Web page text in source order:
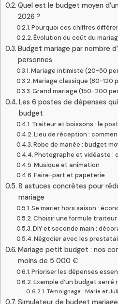
Quel est le budget moyen
2026 ?
Pourquoi ces chiffres
Évolution du coût du
Budget mariage par nombre
personnes
Mariage intimiste (20-50
Mariage classique (80-120
Grand mariage (150-200
Les 6 postes de dépenses
budget
Traiteur et boissons : le
Lieu de réception :
Robe de mariée : budget
Photographe et vidéaste :
Musique et animation
Faire-part et papeterie
8 astuces concrètes pour
mariage
Se marier hors saison :
Choisir une formule
DIY et seconde main :
Négocier avec les
Mariage petit budget : nos
moins de 5 000 €
Prioriser les dépenses
Exemple d’un budget serré
Témoignage : Marie et
Simulateur de budget